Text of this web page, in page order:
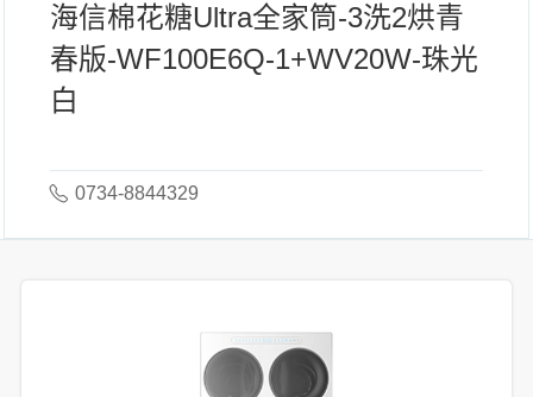
海信棉花糖Ultra全家筒-3洗2烘青
春版-WF100E6Q-1+WV20W-珠光
白
0734-8844329